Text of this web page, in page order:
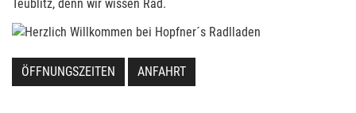
Teublitz, denn wir wissen Rad.
ÖFFNUNGSZEITEN ANFAHRT